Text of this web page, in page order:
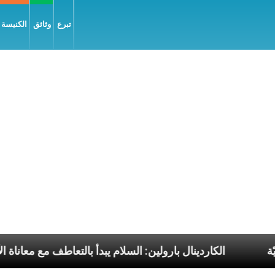
وثائق تبرع
الكاردينال بارولين: السلام يبدأ البابا الرسوليّة